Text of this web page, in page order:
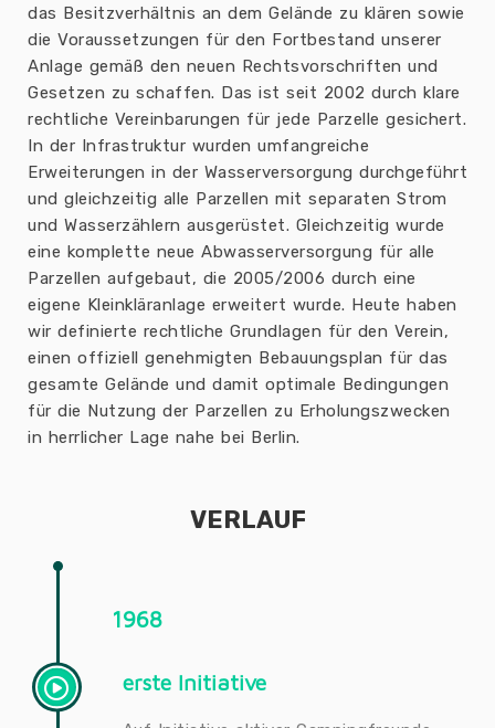
das Besitzverhältnis an dem Gelände zu klären sowie
die Voraussetzungen für den Fortbestand unserer
Anlage gemäß den neuen Rechtsvorschriften und
Gesetzen zu schaffen. Das ist seit 2002 durch klare
rechtliche Vereinbarungen für jede Parzelle gesichert.
In der Infrastruktur wurden umfangreiche
Erweiterungen in der Wasserversorgung durchgeführt
und gleichzeitig alle Parzellen mit separaten Strom
und Wasserzählern ausgerüstet. Gleichzeitig wurde
eine komplette neue Abwasserversorgung für alle
Parzellen aufgebaut, die 2005/2006 durch eine
eigene Kleinkläranlage erweitert wurde. Heute haben
wir definierte rechtliche Grundlagen für den Verein,
einen offiziell genehmigten Bebauungsplan für das
gesamte Gelände und damit optimale Bedingungen
für die Nutzung der Parzellen zu Erholungszwecken
in herrlicher Lage nahe bei Berlin.
VERLAUF
1968
erste Initiative